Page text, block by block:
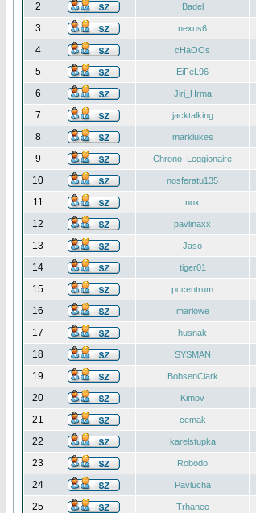
2
Badel
3
nexus6
4
cHaOOs
5
EiFeL96
6
Jiri_Hrma
7
jacktalking
8
marklukes
9
Chrono_Leggionaire
10
nosferatu135
11
nox
12
pavlinaxx
13
Jaso
14
tiger01
15
pccentrum
16
marlowe
17
husnak
18
SYSMAN
19
BobsenClark
20
Kimov
21
cemak
22
karelstupka
23
Robodo
24
Pavlucha
25
Trhanec